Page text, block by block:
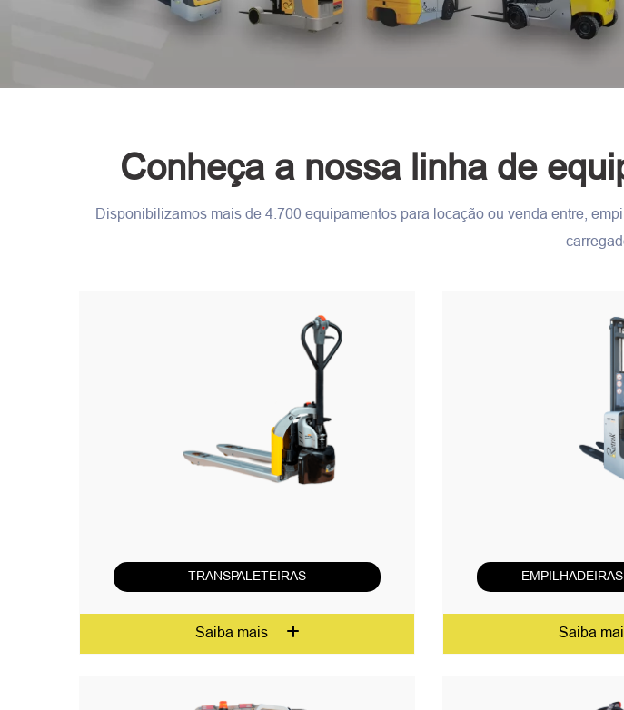
Conheça a nossa linha de
Disponibilizamos mais de 4.700 equipamentos para locação ou venda entre,
TRANSPALETEIRAS
Saiba mais Saiba